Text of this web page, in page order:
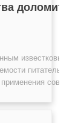
известковым
питательных